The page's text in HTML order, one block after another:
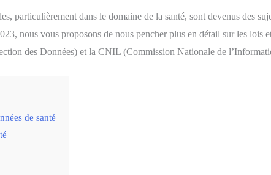
particulièrement dans le domaine de la santé, sont devenus des
nous vous proposons de nous pencher plus en détail sur les lois
des Données) et la CNIL (Commission Nationale de
de santé